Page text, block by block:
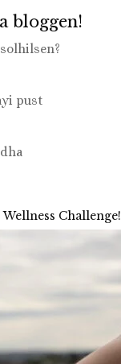
bloggen!
pust
Challenge!